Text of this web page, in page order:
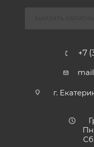
+7
г.
Пн